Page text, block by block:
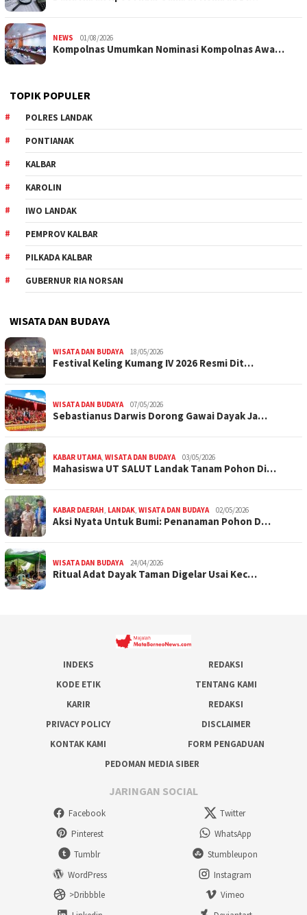
NEWS 01/08/2026
Kompolnas Umumkan Nominasi Kompolnas Awa…
TOPIK POPULER
POLRES LANDAK
PONTIANAK
KALBAR
KAROLIN
IWO LANDAK
PEMPROV KALBAR
PILKADA KALBAR
GUBERNUR RIA NORSAN
WISATA DAN BUDAYA
WISATA DAN BUDAYA 18/05/2026
Festival Keling Kumang IV 2026 Resmi Dit…
WISATA DAN BUDAYA 07/05/2026
Sebastianus Darwis Dorong Gawai Dayak Ja…
KABAR UTAMA, WISATA DAN BUDAYA 03/05/2026
Mahasiswa UT SALUT Landak Tanam Pohon Di…
KABAR DAERAH, LANDAK, WISATA DAN BUDAYA 02/05/2026
Aksi Nyata Untuk Bumi: Penanaman Pohon D…
WISATA DAN BUDAYA 24/04/2026
Ritual Adat Dayak Taman Digelar Usai Kec…
INDEKS
REDAKSI
KODE ETIK
TENTANG KAMI
KARIR
REDAKSI
PRIVACY POLICY
DISCLAIMER
KONTAK KAMI
FORM PENGADUAN
PEDOMAN MEDIA SIBER
JARINGAN SOCIAL
Facebook
Twitter
Pinterest
WhatsApp
Tumblr
Stumbleupon
WordPress
Instagram
>Dribbble
Vimeo